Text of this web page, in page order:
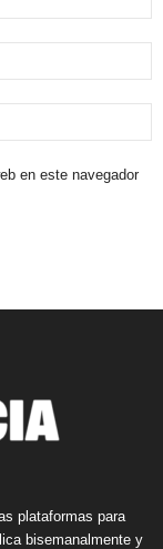
en este navegador
plataformas para
bisemanalmente y